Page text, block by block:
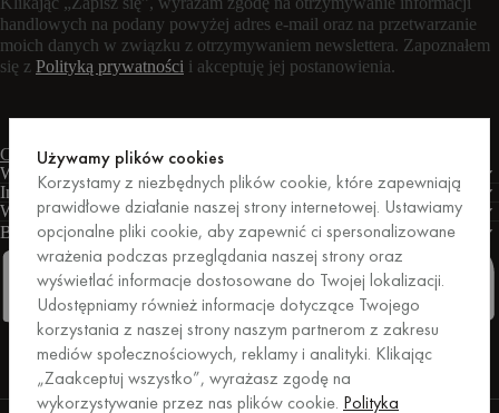
handlowych na podany powyżej adres e-mail oraz na przetwarzanie
moich danych w związku z otrzymywaniem newslettera. Zapoznałem
się z Polityką prywatności i akceptuję jej postanowienia.
Czat na żywoFormularz kontaktowy
Warunki
Informacje
Wsparcie
Biznes
PRO
FacebookInstagramLinkedinPinterest
Zakupy zabezpieczone przez Trusted Shops.
Używamy plików cookies
Korzystamy z niezbędnych plików cookie, które zapewniają
prawidłowe działanie naszej strony internetowej. Ustawiamy
opcjonalne pliki cookie, aby zapewnić ci spersonalizowane
wrażenia podczas przeglądania naszej strony oraz
wyświetlać informacje dostosowane do Twojej lokalizacji.
Udostępniamy również informacje dotyczące Twojego
korzystania z naszej strony naszym partnerom z zakresu
mediów społecznościowych, reklamy i analityki. Klikając
„Zaakceptuj wszystko”, wyrażasz zgodę na
wykorzystywanie przez nas plików cookie. Polityka